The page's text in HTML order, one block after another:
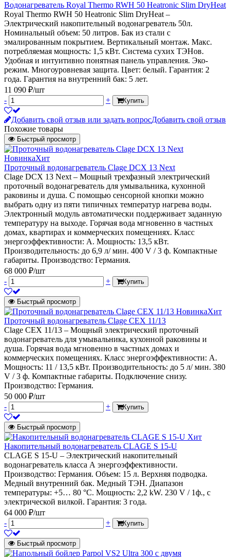
Водонагреватель Royal Thermo RWH 50 Heatronic Slim DryHeat
Royal Thermo RWH 50 Heatronic Slim DryHeat –
Электрический накопительный водонагреватель 50л.
Номинальный объем: 50 литров. Бак из стали с
эмалированным покрытием. Вертикальный монтаж. Макс.
потребляемая мощность: 1,5 кВт. Система сухих ТЭНов.
Удобная и интуитивно понятная панель управления. Эко-
режим. Многоуровневая защита. Цвет: белый. Гарантия: 2
года. Гарантия на внутренний бак: 5 лет.
11 090 ₽/шт
-
+ Купить
Добавить свой отзыв или задать вопросДобавить свой отзыв
Похожие товары
Быстрый просмотр
НовинкаХит
Проточный водонагреватель Clage DCX 13 Next
Clage DСX 13 Next – Мощный трехфазный электрический
проточный водонагреватель для умывальника, кухонной
раковины и душа. С помощью сенсорной кнопки можно
выбрать одну из пяти типичных температур нагрева воды.
Электронный модуль автоматически поддерживает заданную
температуру на выходе. Горячая вода мгновенно в частных
домах, квартирах и коммерческих помещениях. Класс
энергоэффективности: А. Мощность: 13,5 кВт.
Производительность: до 6,9 л/ мин. 400 V / 3 ф. Компактные
габариты. Производство: Германия.
68 000 ₽/шт
-
+ Купить
Быстрый просмотр
НовинкаХит
Проточный водонагреватель Clage CEX 11/13
Clage CEX 11/13 – Мощный электрический проточный
водонагреватель для умывальника, кухонной раковины и
душа. Горячая вода мгновенно в частных домах и
коммерческих помещениях. Класс энергоэффективности: А.
Мощность: 11 / 13,5 кВт. Производительность: до 5 л/ мин. 380
V / 3 ф. Компактные габариты. Подключение снизу.
Производство: Германия.
50 000 ₽/шт
-
+ Купить
Быстрый просмотр
Хит
Накопительный водонагреватель CLAGE S 15-U
CLAGE S 15-U – Электрический накопительный
водонагреватель класса А энергоэффективности.
Производство: Германия. Объем: 15 л. Верхняя подводка.
Медный внутренний бак. Медный ТЭН. Диапазон
температуры: +5… 80 °C. Мощность: 2,2 kW. 230 V / 1ф., с
электрической вилкой. Гарантия: 3 года.
64 000 ₽/шт
-
+ Купить
Быстрый просмотр